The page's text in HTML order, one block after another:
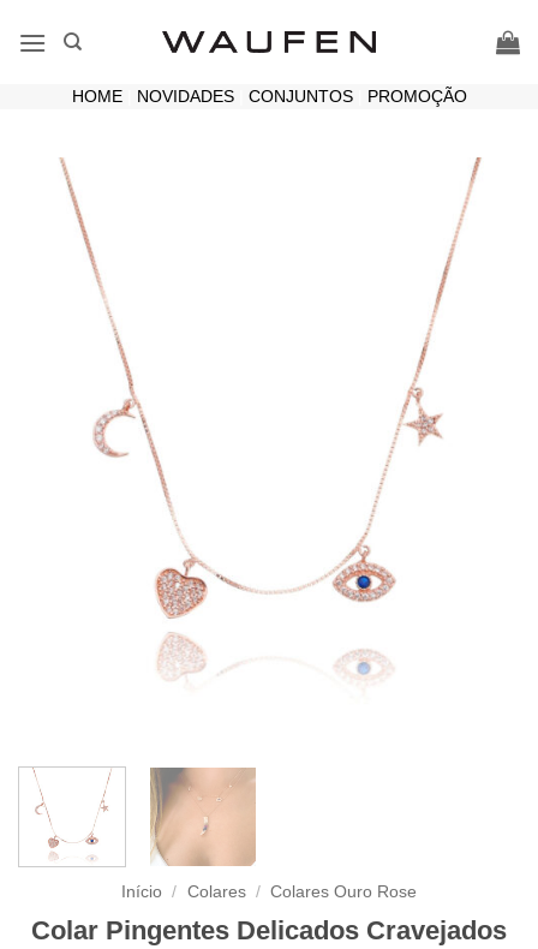
HOME| NOVIDADES| CONJUNTOS| PROMOÇÃO
Início / Colares / Colares Ouro Rose
Colar Pingentes Delicados Cravejados